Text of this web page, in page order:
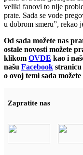
veliki fanovi to nije
prate. Sada se vode
u dobrom smeru”, rekao
Od sada možete nas
ostale novosti možete
klikom OVDE kao i
našu Facebook stranicu
o ovoj temi sada
Zapratite nas